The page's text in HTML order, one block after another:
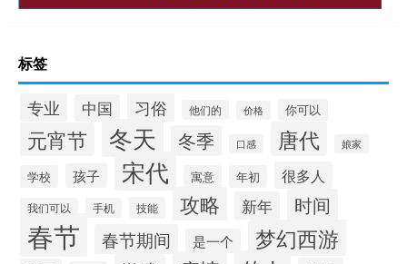
标签
专业 中国 习俗 他们的 价格 你可以
元宵节 冬天 冬季 口感 唐代 娘家
学校 孩子 宋代 寓意 年初 很多人
我们可以 手机 技能 攻略 新年 时间
春节 春节期间 是一个 梦幻西游